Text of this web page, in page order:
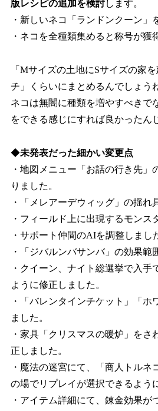
版レシピの追加を検討します。
・新しいネコ「ランドンクーン」
・ネコを全種類集めると称号が獲
「Mサイズの土地にSサイズの家
チ」くらいにまとめるんでしょう
ネコは無闇に種類を増やすべきで
をできる感じにすれば良かったん
◆未発表だった細かい変更点
・地図メニュー「お話の行き先
りました。
・「メレアーデウィッグ」の揺れ
・フィールド上に出現するモンス
・サポート仲間のAIを調整しまし
・「ジバルンバサンバ」の効果範
・クイーン、ナイト総選挙で入
ように修正しました。
・「バレンタインチケット」「
ました。
・家具「クリスマスの暖炉」を
正しました。
・魔法の迷宮にて、「商人トル
の場でリプレイが選択できるよう
・アイテム詳細にて、錬金効果